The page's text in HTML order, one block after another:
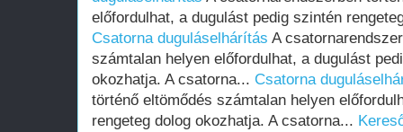
előfordulhat, a dugulást pedig szintén
Csatorna duguláselhárítás A
számtalan helyen előfordulhat, a dugulást
okozhatja. A csatorna... Csatorna
történő eltömődés számtalan helyen
rengeteg dolog okozhatja. A csatorna...